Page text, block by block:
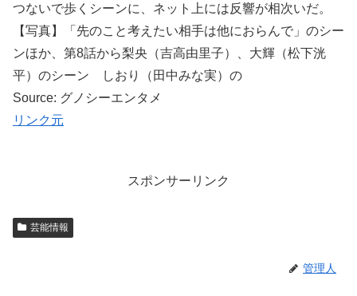
つないで歩くシーンに、ネット上には反響が相次いだ。
【写真】「先のこと考えたい相手は他におらんで」のシー
ンほか、第8話から梨央（吉高由里子）、大輝（松下洸
平）のシーン しおり（田中みな実）の
Source: グノシーエンタメ
リンク元
スポンサーリンク
芸能情報
管理人